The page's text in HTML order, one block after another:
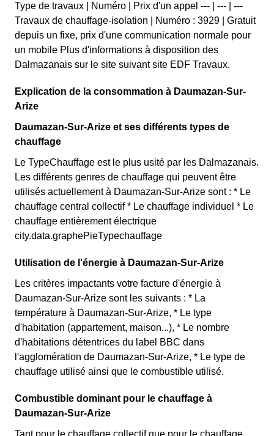
Type de travaux | Numéro | Prix d'un appel --- | --- | ---
Travaux de chauffage-isolation | Numéro : 3929 | Gratuit
depuis un fixe, prix d'une communication normale pour
un mobile Plus d'informations à disposition des
Dalmazanais sur le site suivant site EDF Travaux.
Explication de la consommation à Daumazan-Sur-
Arize
Daumazan-Sur-Arize et ses différents types de
chauffage
Le TypeChauffage est le plus usité par les Dalmazanais.
Les différents genres de chauffage qui peuvent être
utilisés actuellement à Daumazan-Sur-Arize sont : * Le
chauffage central collectif * Le chauffage individuel * Le
chauffage entièrement électrique
city.data.graphePieTypechauffage
Utilisation de l'énergie à Daumazan-Sur-Arize
Les critères impactants votre facture d'énergie à
Daumazan-Sur-Arize sont les suivants : * La
température à Daumazan-Sur-Arize, * Le type
d'habitation (appartement, maison...), * Le nombre
d'habitations détentrices du label BBC dans
l'agglomération de Daumazan-Sur-Arize, * Le type de
chauffage utilisé ainsi que le combustible utilisé.
Combustible dominant pour le chauffage à
Daumazan-Sur-Arize
Tant pour le chauffage collectif que pour le chauffage